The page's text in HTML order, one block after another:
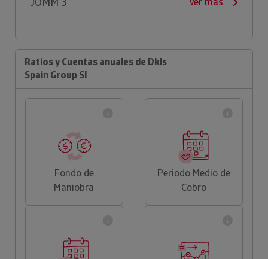
Ratios y Cuentas anuales de Dkls
Spain Group Sl
Fondo de
Maniobra
Periodo Medio de
Cobro